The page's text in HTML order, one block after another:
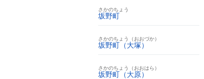
さかのちょう
坂野町
さかのちょう（おおづか）
坂野町（大塚）
さかのちょう（おおはら）
坂野町（大原）